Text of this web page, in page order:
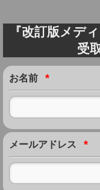
『改訂版メデ
受
お名前 *
メールアドレス *